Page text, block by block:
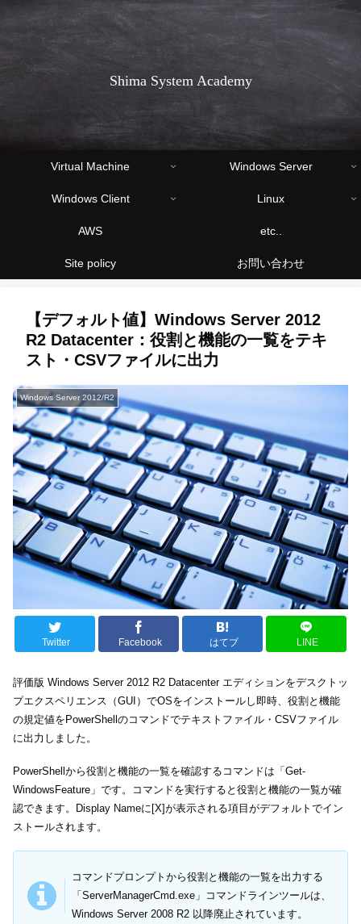
Shima System Academy
Virtual Machine Windows Server
Windows Client Linux
AWS etc..
Site policy お問い合わせ
【デフォルト値】Windows Server 2012
R2 Datacenter：役割と機能の一覧をテキ
スト・CSVファイルに出力
Windows Server 2012/R2
Twitter Facebook はてブ LINE
評価版 Windows Server 2012 R2 Datacenter エディションをデスクトッ
プエクスペリエンス（GUI）でOSをインストールし即時、役割と機能
の規定値をPowerShellのコマンドでテキストファイル・CSVファイル
に出力しました。
PowerShellから役割と機能の一覧を確認するコマンドは「Get-
WindowsFeature」です。コマンドを実行すると役割と機能の一覧が確
認できます。Display Nameに[X]が表示される項目がデフォルトでイン
ストールされます。
コマンドプロンプトから役割と機能の一覧を出力する
「ServerManagerCmd.exe」コマンドラインツールは、
Windows Server 2008 R2 以降廃止されています。